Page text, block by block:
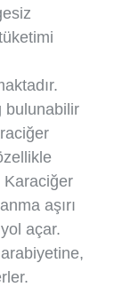
bulunabilir
Karaciğer
aşırı
açar.